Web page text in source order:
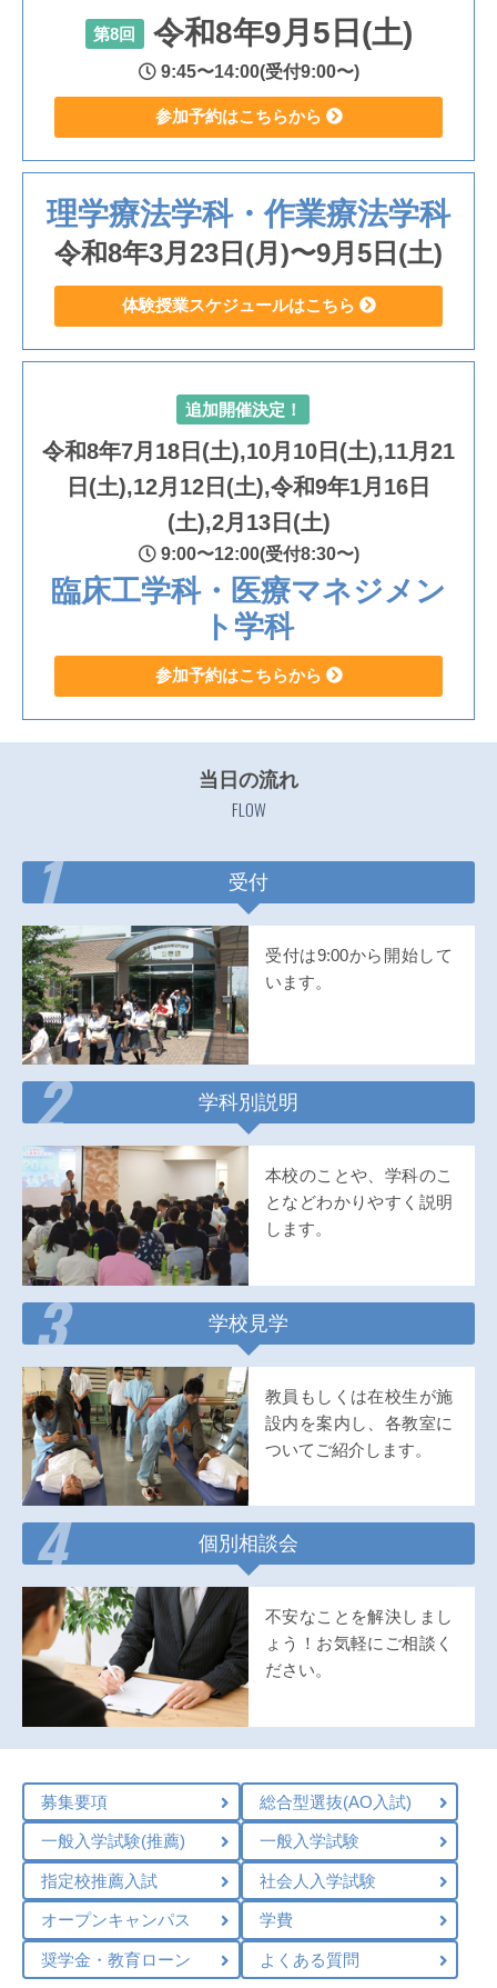
第8回 令和8年9月5日(土)
9:45〜14:00(受付9:00〜)
参加予約はこちらから
理学療法学科・作業療法学科
令和8年3月23日(月)〜9月5日(土)
体験授業スケジュールはこちら
追加開催決定！
令和8年7月18日(土),10月10日(土),11月21
日(土),12月12日(土),令和9年1月16日
(土),2月13日(土)
9:00〜12:00(受付8:30〜)
臨床工学科・医療マネジメン
ト学科
参加予約はこちらから
当日の流れ
FLOW
1 受付
受付は9:00から開始して
います。
2 学科別説明
本校のことや、学科のこ
となどわかりやすく説明
します。
3 学校見学
教員もしくは在校生が施
設内を案内し、各教室に
ついてご紹介します。
4 個別相談会
不安なことを解決しまし
ょう！お気軽にご相談く
ださい。
募集要項 総合型選抜(AO入試)
一般入学試験(推薦) 一般入学試験
指定校推薦入試 社会人入学試験
オープンキャンパス 学費
奨学金・教育ローン よくある質問